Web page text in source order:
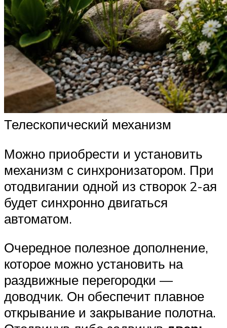
Телескопический механизм
Можно приобрести и установить
механизм с синхронизатором. При
отодвигании одной из створок 2-ая
будет синхронно двигаться
автоматом.
Очередное полезное дополнение,
которое можно установить на
раздвижные перегородки —
доводчик. Он обеспечит плавное
открывание и закрывание полотна.